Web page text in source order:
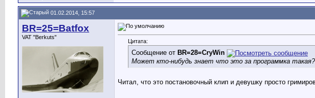
01.02.2014, 15:57
BR=25=Batfox
VAT "Berkuts"
Цитата:
Сообщение от BR=28=CryWin
Может кто-нибудь знает что это за программка
Читал, что это постановочный клип и девушку просто